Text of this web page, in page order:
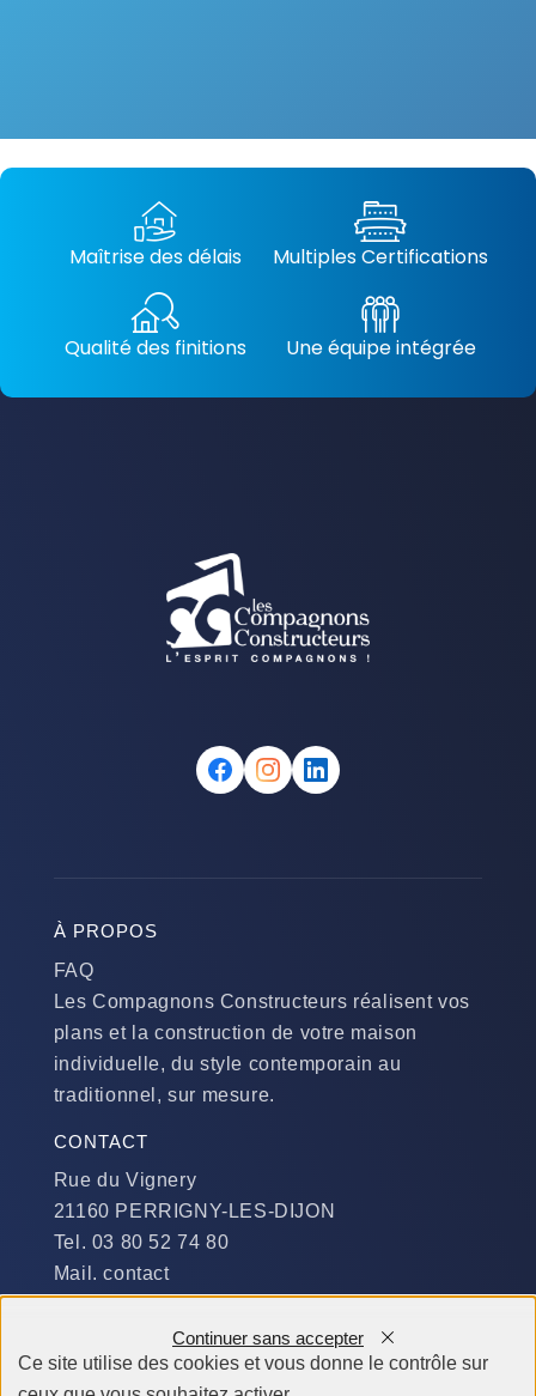
Maîtrise des délais Multiples Certifications
Qualité des finitions Une équipe intégrée
À PROPOS
FAQ
Les Compagnons Constructeurs réalisent vos
plans et la construction de votre maison
individuelle, du style contemporain au
traditionnel, sur mesure.
CONTACT
Rue du Vignery
21160 PERRIGNY-LES-DIJON
Tel. 03 80 52 74 80
Mail. contact
Du Lundi au Jeudi :
​de 9 h à 12 h et de 14 h à 19 h
Ce site utilise des cookies et vous donne le contrôle sur
Continuer sans accepter